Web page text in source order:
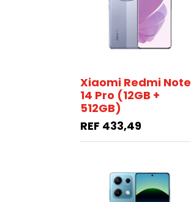
Xiaomi Redmi Note
14 Pro (12GB +
512GB)
REF 433,49